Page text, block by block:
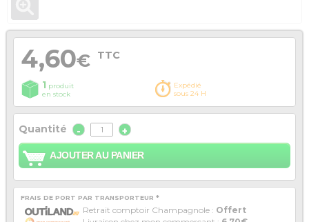
4,60€ TTC
1 produit
en stock
Expédié
sous 24 H
Quantité - +
AJOUTER AU PANIER
FRAIS DE PORT PAR TRANSPORTEUR *
Retrait comptoir Champagnole : Offert